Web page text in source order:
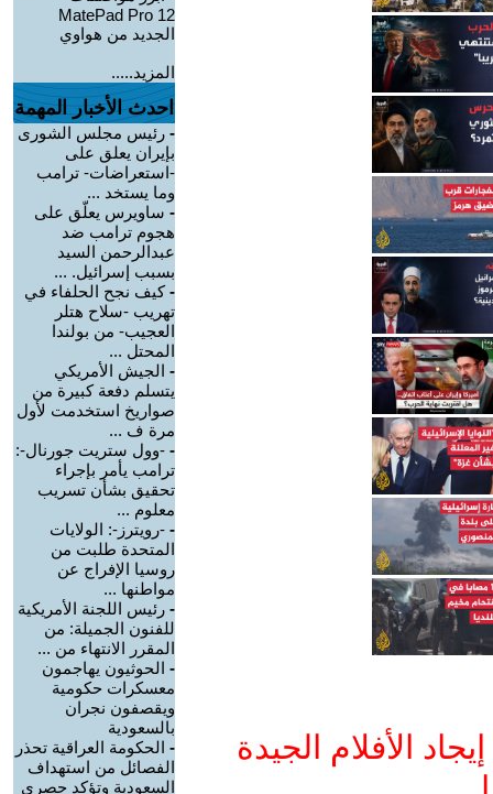
الأفلام الجيدة
MatePad Pro 12
الجديد من هواوي
المزيد.....
احدث الأخبار المهمة
- رئيس مجلس الشورى
بإيران يعلق على
-استعراضات- ترامب
وما يستخد ...
- ساويرس يعلّق على
هجوم ترامب ضد
عبدالرحمن السيد
بسبب إسرائيل. ...
-كيف نجح الحلفاء في
تهريب -سلاح هتلر
العجيب- من بولندا
المحتل ...
- الجيش الأمريكي
يتسلم دفعة كبيرة من
صواريخ استخدمت لأول
مرة ف ...
- -وول ستريت جورنال-:
ترامب يأمر بإجراء
تحقيق بشأن تسريب
معلوم ...
- -رويترز-: الولايات
المتحدة طلبت من
روسيا الإفراج عن
مواطنها ...
- رئيس اللجنة الأمريكية
للفنون الجميلة: من
المقرر الانتهاء من ...
- الحوثيون يهاجمون
معسكرات حكومية
ويقصفون نجران
بالسعودية
- الحكومة العراقية تحذر
الفصائل من استهداف
السعودية وتؤكد حصري